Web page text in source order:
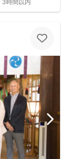
3時間以内